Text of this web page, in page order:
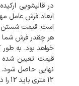
در قالیشویی
ابعاد فرش عامل
است. قیمت شستن
هر چقدر فرش شما
خواهد بود. به طور
قیمت تعیین
نهایی حاصل
12 متری باید 12 را در عدد مشخص شده ضرب نمایید.